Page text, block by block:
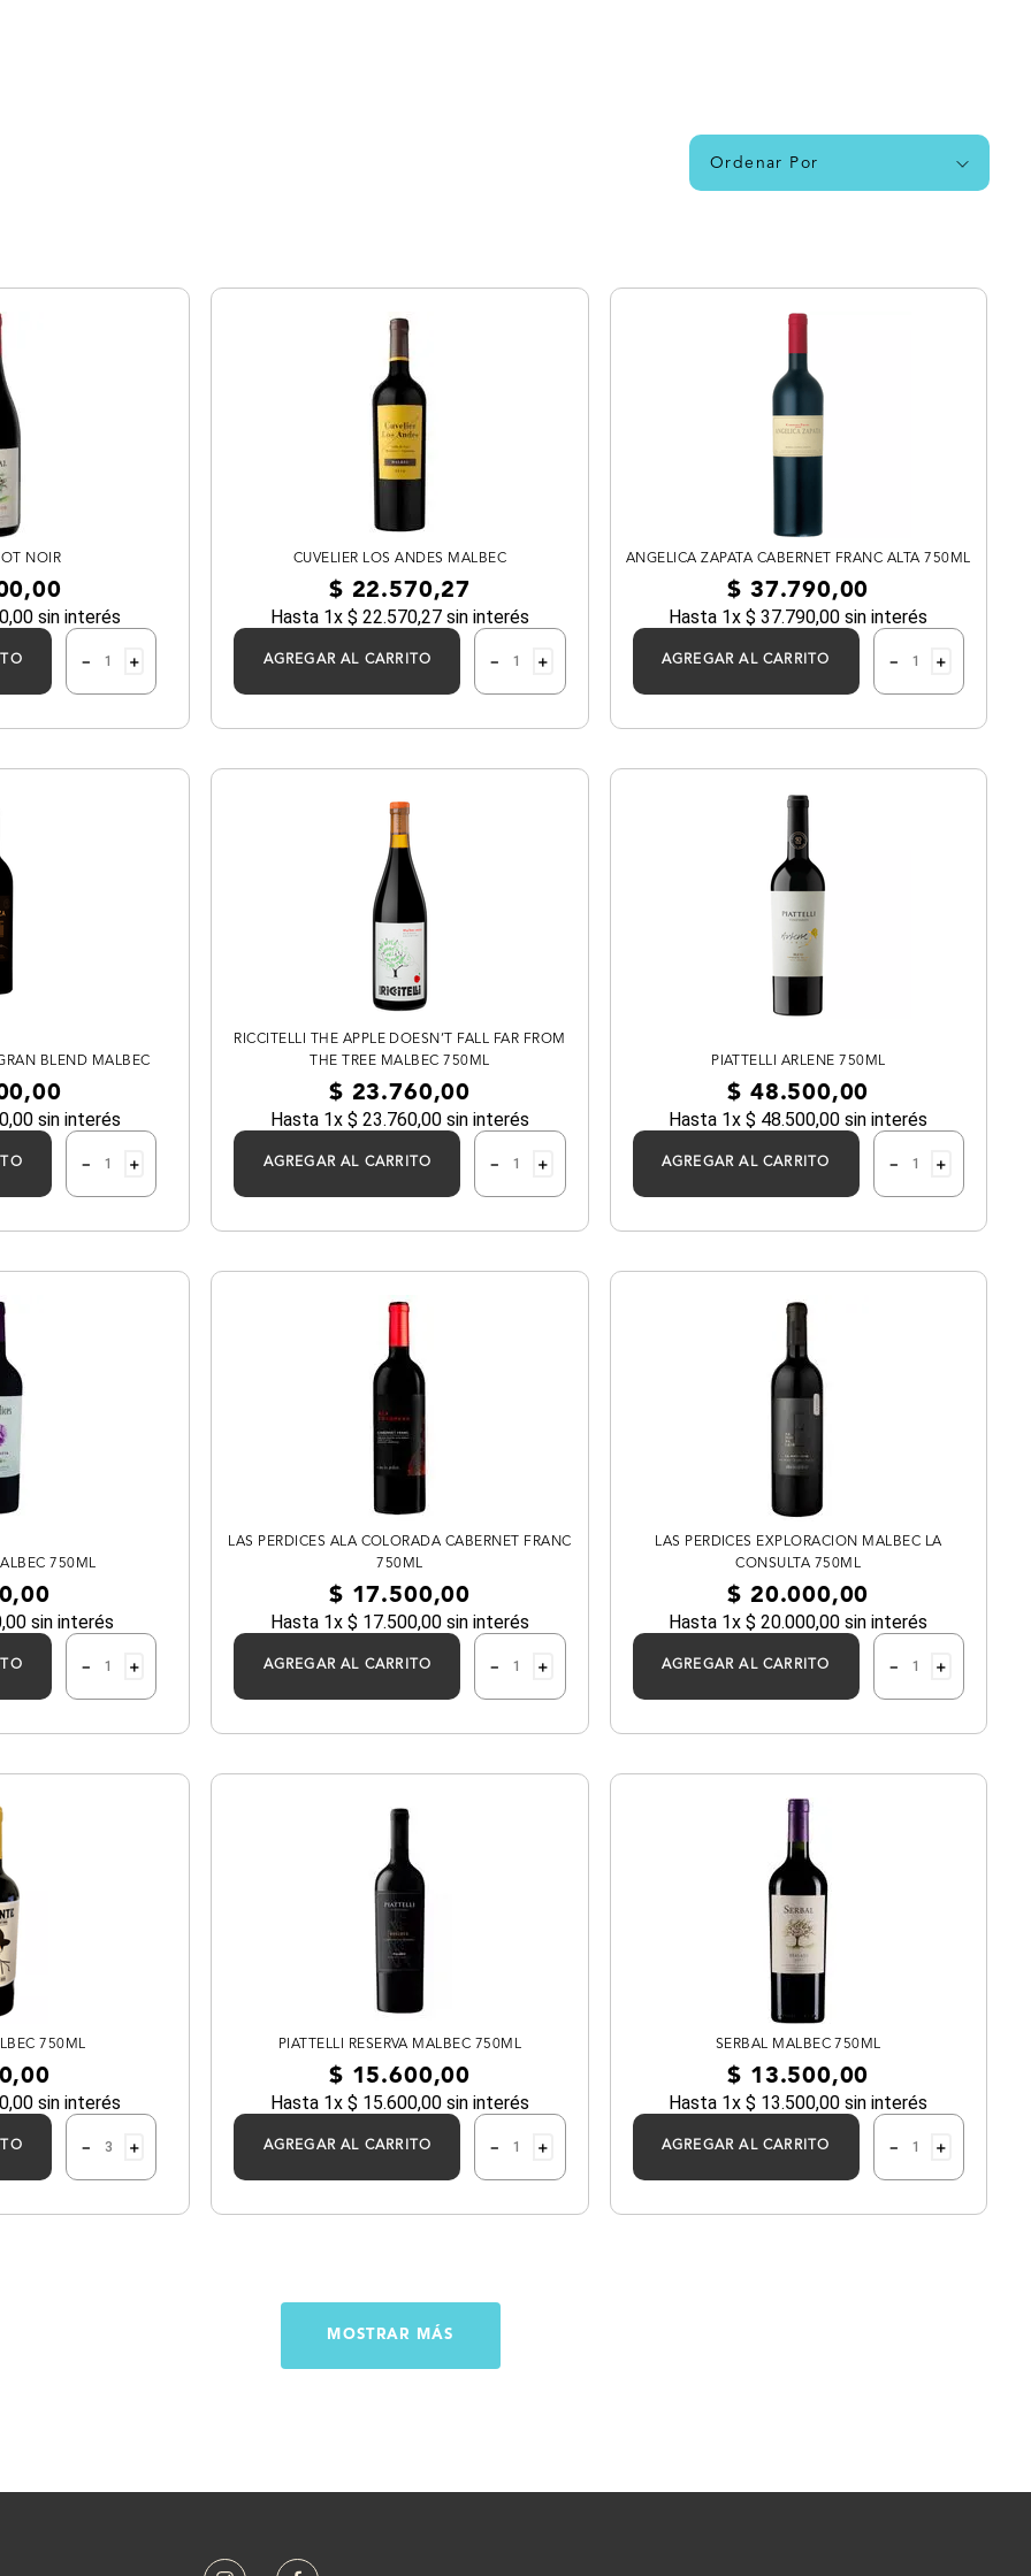
Ordenar Por
NOIR
,00
,00sin interés
＋
－
CUVELIER LOS ANDES MALBEC
$ 22.570,27
Hasta 1x $ 22.570,27sin interés
AGREGAR AL CARRITO ＋
－
ANGELICA ZAPATA CABERNET FRANC ALTA 750ML
$ 37.790,00
Hasta 1x$ 37.790,00 sin interés
AGREGAR AL CARRITO ＋
－
BLEND MALBEC
,00
,00sin interés
＋
－
RICCITELLI THE APPLE DOESN’T FALL FAR FROM
THE TREE MALBEC 750ML
$ 23.760,00
Hasta 1x $ 23.760,00sin interés
AGREGAR AL CARRITO ＋
－
PIATTELLI ARLENE 750ML
$ 48.500,00
Hasta 1x$ 48.500,00 sin interés
AGREGAR AL CARRITO ＋
－
750ML
,00
,00sin interés
＋
－
LAS PERDICES ALA COLORADA CABERNET FRANC
750ML
$ 17.500,00
Hasta 1x $ 17.500,00sin interés
AGREGAR AL CARRITO ＋
－
LAS PERDICES EXPLORACION MALBEC LA
CONSULTA 750ML
$ 20.000,00
Hasta 1x$ 20.000,00 sin interés
AGREGAR AL CARRITO ＋
－
750ML
,00
,00sin interés
＋
－
PIATTELLI RESERVA MALBEC 750ML
$ 15.600,00
Hasta 1x $ 15.600,00sin interés
AGREGAR AL CARRITO ＋
－
SERBAL MALBEC 750ML
$ 13.500,00
Hasta 1x$ 13.500,00 sin interés
AGREGAR AL CARRITO ＋
－